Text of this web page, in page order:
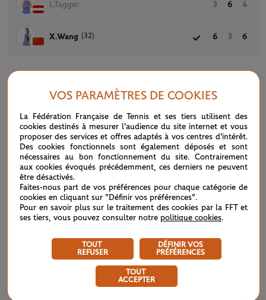
L.Tagger 3 6 4
X.Wang (32) 6 3 6
ARTICLES
LUNDI 27 JUILLET 2026
VOS PARAMÈTRES DE COOKIES
La Fédération Française de Tennis et ses tiers utilisent des
cookies destinés à mesurer l'audience du site internet et vous
proposer des services et offres adaptés à vos centres d'intérêt.
Des cookies fonctionnels sont également déposés et sont
nécessaires au bon fonctionnement du site. Contrairement
aux cookies évoqués précédemment, ces derniers ne peuvent
être désactivés.
Faites-nous part de vos préférences pour chaque catégorie de
cookies en cliquant sur "Définir vos préférences".
Pour en savoir plus sur le traitement des cookies par la FFT et
ses tiers, vous pouvez consulter notre politique cookies.
TOUT
REFUSER
DÉFINIR VOS
PRÉFÉRENCES
TOUT
ACCEPTER